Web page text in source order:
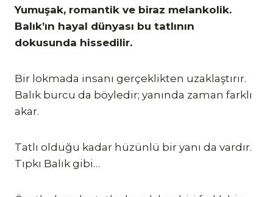
Yumuşak, romantik ve biraz melankolik.
Balık’ın hayal dünyası bu tatlının
dokusunda hissedilir.
Bir lokmada insanı gerçeklikten uzaklaştırır.
Balık burcu da böyledir; yanında zaman farklı
akar.
Tatlı olduğu kadar hüzünlü bir yanı da vardır.
Tıpkı Balık gibi…